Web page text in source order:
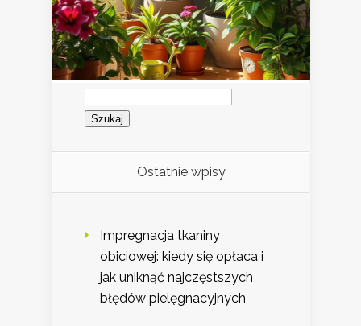
Szukaj:
Ostatnie wpisy
Impregnacja tkaniny
obiciowej: kiedy się opłaca i
jak uniknąć najczęstszych
błędów pielęgnacyjnych